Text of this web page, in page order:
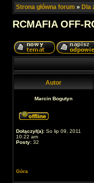
Strona główna forum » Dla
RCMAFIA OFF-
Autor
Marcin Bogutyn
Dołączył(a): So lip 09, 2011
10:22 am
Posty: 32
Góra